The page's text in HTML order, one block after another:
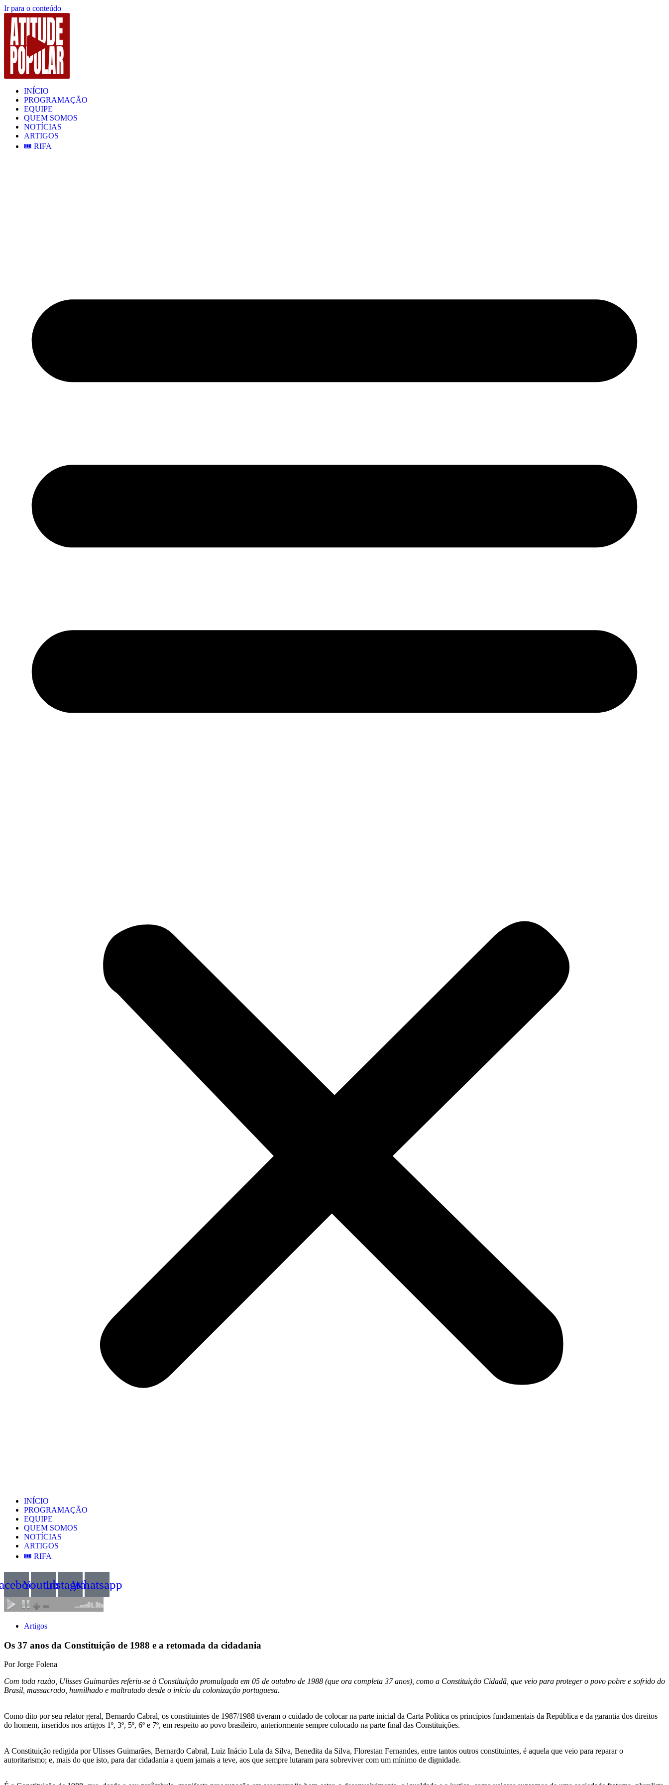
Ir para o conteúdo
INÍCIO
PROGRAMAÇÃO
EQUIPE
QUEM SOMOS
NOTÍCIAS
ARTIGOS
🎟️ RIFA
INÍCIO
PROGRAMAÇÃO
EQUIPE
QUEM SOMOS
NOTÍCIAS
ARTIGOS
🎟️ RIFA
YoutubeInstagramWhatsapp
Artigos
Os 37 anos da Constituição de 1988 e a retomada da cidadania
Por Jorge Folena
Com toda razão, Ulisses Guimarães referiu-se à Constituição promulgada em 05 de outubro de 1988 (que ora completa 37 anos), como a Constituição Cidadã, que veio para proteger o povo pobre e sofrido do
Brasil, massacrado, humilhado e maltratado desde o início da colonização portuguesa.
Como dito por seu relator geral, Bernardo Cabral, os constituintes de 1987/1988 tiveram o cuidado de colocar na parte inicial da Carta Política os princípios fundamentais da República e da garantia dos direitos
do homem, inseridos nos artigos 1º, 3º, 5º, 6º e 7º, em respeito ao povo brasileiro, anteriormente sempre colocado na parte final das Constituições.
A Constituição redigida por Ulisses Guimarães, Bernardo Cabral, Luiz Inácio Lula da Silva, Benedita da Silva, Florestan Fernandes, entre tantos outros constituintes, é aquela que veio para reparar o
autoritarismo; e, mais do que isto, para dar cidadania a quem jamais a teve, aos que sempre lutaram para sobreviver com um mínimo de dignidade.